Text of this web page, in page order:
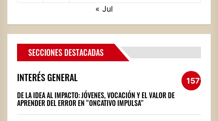
« Jul
SECCIONES DESTACADAS
INTERÉS GENERAL 1572
DE LA IDEA AL IMPACTO: JÓVENES, VOCACIÓN Y EL VALOR DE
APRENDER DEL ERROR EN “ONCATIVO IMPULSA”